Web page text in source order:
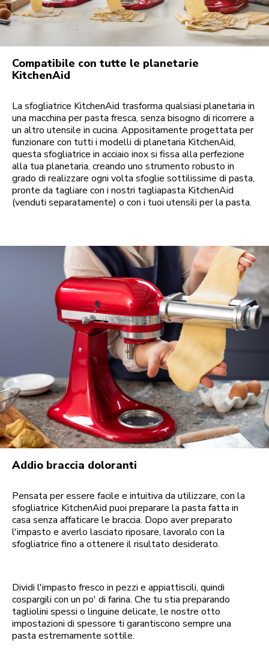
Compatibile con tutte le planetarie
KitchenAid
La sfogliatrice KitchenAid trasforma qualsiasi planetaria in
una macchina per pasta fresca, senza bisogno di ricorrere a
un altro utensile in cucina. Appositamente progettata per
funzionare con tutti i modelli di planetaria KitchenAid,
questa sfogliatrice in acciaio inox si fissa alla perfezione
alla tua planetaria, creando uno strumento robusto in
grado di realizzare ogni volta sfoglie sottilissime di pasta,
pronte da tagliare con i nostri tagliapasta KitchenAid
(venduti separatamente) o con i tuoi utensili per la pasta.
Addio braccia doloranti
Pensata per essere facile e intuitiva da utilizzare, con la
sfogliatrice KitchenAid puoi preparare la pasta fatta in
casa senza affaticare le braccia. Dopo aver preparato
l'impasto e averlo lasciato riposare, lavoralo con la
sfogliatrice fino a ottenere il risultato desiderato.
Dividi l'impasto fresco in pezzi e appiattiscili, quindi
cospargili con un po' di farina. Che tu stia preparando
tagliolini spessi o linguine delicate, le nostre otto
impostazioni di spessore ti garantiscono sempre una
pasta estremamente sottile.